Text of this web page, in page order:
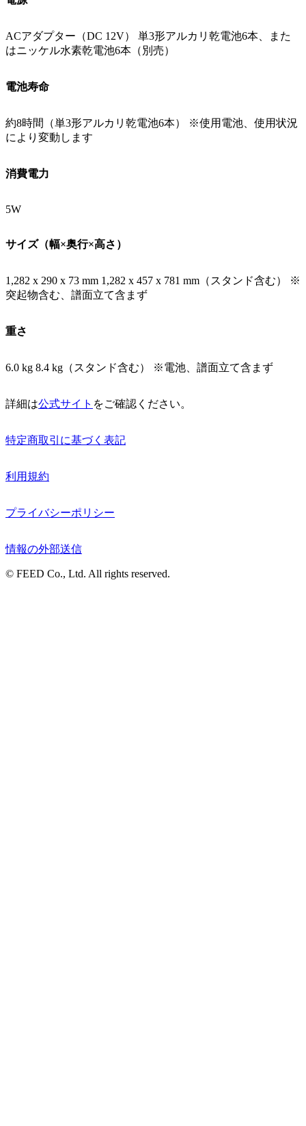
ACアダプター（DC 12V） 単3形アルカリ乾電池6本、また
はニッケル水素乾電池6本（別売）
電池寿命
約8時間（単3形アルカリ乾電池6本） ※使用電池、使用状況
により変動します
消費電力
5W
サイズ（幅×奥行×高さ）
1,282 x 290 x 73 mm 1,282 x 457 x 781 mm（スタンド含む） ※
突起物含む、譜面立て含まず
重さ
6.0 kg 8.4 kg（スタンド含む） ※電池、譜面立て含まず
詳細は公式サイト をご確認ください。
特定商取引に基づく表記
利用規約
プライバシーポリシー
情報の外部送信
© FEED Co., Ltd. All rights reserved.